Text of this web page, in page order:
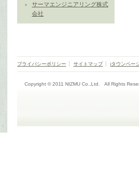
サーマエンジニアリング株式
会社
プライバシーポリシー サイトマップ iタウンペー
Copyright © 2011 NIZMU Co.,Ltd. All Rights